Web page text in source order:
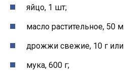
яйцо, 1 шт;
масло растительное, 50
дрожжи свежие, 10 г или
мука, 600 г;